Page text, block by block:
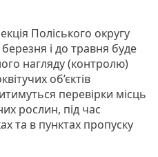
Поліського округу
і до травня буде
нагляду (контролю)
об’єктів
перевірки місць
рослин, під час
та в пунктах пропуску